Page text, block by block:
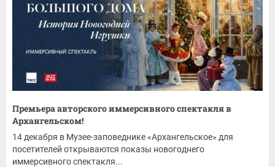
Премьера авторского иммерсивного спектакля в
Архангельском!
14 декабря в Музее-заповеднике «Архангельское» для
посетителей открываются показы новогоднего
иммерсивного спектакля...